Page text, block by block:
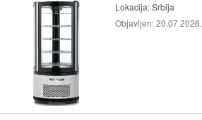
Lokacija:Srbija
Objavljen:20.07.2026.